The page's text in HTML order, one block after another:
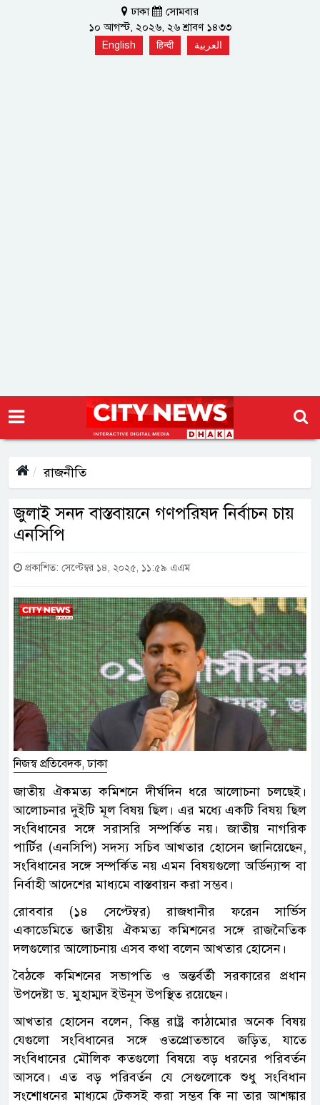
ঢাকা
সোমবার
১০ আগস্ট, ২০২৬, ২৬ শ্রাবণ ১৪৩৩
English हिन्दी العربية
রাজনীতি
জুলাই সনদ বাস্তবায়নে গণপরিষদ নির্বাচন চায়
এনসিপি
প্রকাশিত: সেপ্টেম্বর ১৪, ২০২৫, ১১:৫৯ এএম
নিজস্ব প্রতিবেদক, ঢাকা
জাতীয় ঐকমত্য কমিশনে দীর্ঘদিন ধরে আলোচনা চলছেই।
আলোচনার দুইটি মূল বিষয় ছিল। এর মধ্যে একটি বিষয় ছিল
সংবিধানের সঙ্গে সরাসরি সম্পর্কিত নয়। জাতীয় নাগরিক
পার্টির (এনসিপি) সদস্য সচিব আখতার হোসেন জানিয়েছেন,
সংবিধানের সঙ্গে সম্পর্কিত নয় এমন বিষয়গুলো অর্ডিন্যান্স বা
নির্বাহী আদেশের মাধ্যমে বাস্তবায়ন করা সম্ভব।
রোববার (১৪ সেপ্টেম্বর) রাজধানীর ফরেন সার্ভিস
একাডেমিতে জাতীয় ঐকমত্য কমিশনের সঙ্গে রাজনৈতিক
দলগুলোর আলোচনায় এসব কথা বলেন আখতার হোসেন।
বৈঠকে কমিশনের সভাপতি ও অন্তর্বর্তী সরকারের প্রধান
উপদেষ্টা ড. মুহাম্মদ ইউনূস উপস্থিত রয়েছেন।
আখতার হোসেন বলেন, কিন্তু রাষ্ট্র কাঠামোর অনেক বিষয়
যেগুলো সংবিধানের সঙ্গে ওতপ্রোতভাবে জড়িত, যাতে
সংবিধানের মৌলিক কতগুলো বিষয়ে বড় ধরনের পরিবর্তন
আসবে। এত বড় পরিবর্তন যে সেগুলোকে শুধু সংবিধান
সংশোধনের মাধ্যমে টেকসই করা সম্ভব কি না তার আশঙ্কার